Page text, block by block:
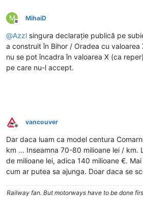
M
Deconectat
MihaiD
@Azzl singura declarație publică pe
a construit în Bihor / Oradea cu
nu se pot încadra în valoarea X (ca
pe care nu-l accept.
Deconectat
vancouver
Dar daca luam ca model centura
km ... Inseamna 70-80 milioane lei / km.
de milioane lei, adica 140 milioane €.
cum ar putea sa ajunga. Doar daca se
Railway fan. But motorways have to be done